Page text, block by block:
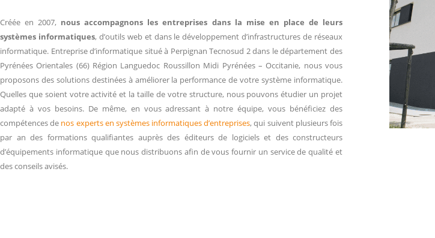
Créée en 2007, nous accompagnons les entreprises dans la mise en place de leurs
systèmes informatiques, d’outils web et dans le développement d’infrastructures de réseaux
informatique. Entreprise d’informatique situé à Perpignan Tecnosud 2 dans le département des
Pyrénées Orientales (66) Région Languedoc Roussillon Midi Pyrénées – Occitanie, nous vous
proposons des solutions destinées à améliorer la performance de votre système informatique.
Quelles que soient votre activité et la taille de votre structure, nous pouvons étudier un projet
adapté à vos besoins. De même, en vous adressant à notre équipe, vous bénéficiez des
compétences de nos experts en systèmes informatiques d’entreprises, qui suivent plusieurs fois
par an des formations qualifiantes auprès des éditeurs de logiciels et des constructeurs
d’équipements informatique que nous distribuons afin de vous fournir un service de qualité et
des conseils avisés.